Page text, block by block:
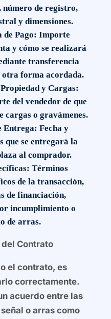
número de registro,
y dimensiones.
Pago: Importe
y cómo se realizará
transferencia
otra forma acordada.
y Cargas:
del vendedor de que
cargas o gravámenes.
Entrega: Fecha y
que se entregará la
al comprador.
: Términos
de la transacción,
de financiación,
incumplimiento o
de arras.
Contrato
el contrato, es
correctamente.
acuerdo entre las
o arras como